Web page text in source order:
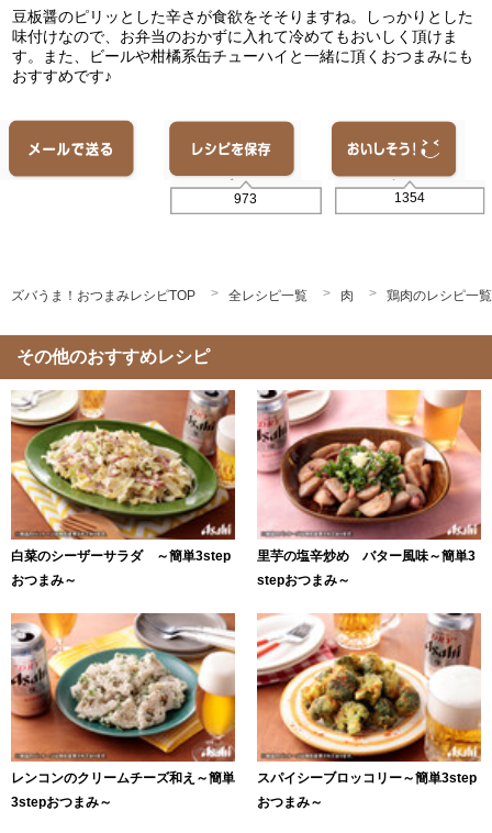
豆板醤のピリッとした辛さが食欲をそそりますね。しっかりとした
味付けなので、お弁当のおかずに入れて冷めてもおいしく頂けま
す。また、ビールや柑橘系缶チューハイと一緒に頂くおつまみにも
おすすめです♪
973 1354
ズバうま！おつまみレシピTOP 全レシピ一覧 肉 鶏肉のレシピ一覧
その他のおすすめレシピ
白菜のシーザーサラダ ～簡単3step
おつまみ～
里芋の塩辛炒め バター風味～簡単3
stepおつまみ～
レンコンのクリームチーズ和え～簡単
3stepおつまみ～
スパイシーブロッコリー～簡単3step
おつまみ～